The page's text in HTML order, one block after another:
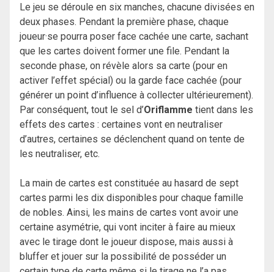
Le jeu se déroule en six manches, chacune divisées en
deux phases. Pendant la première phase, chaque
joueur·se pourra poser face cachée une carte, sachant
que les cartes doivent former une file. Pendant la
seconde phase, on révèle alors sa carte (pour en
activer l’effet spécial) ou la garde face cachée (pour
générer un point d’influence à collecter ultérieurement).
Par conséquent, tout le sel d’Oriflamme tient dans les
effets des cartes : certaines vont en neutraliser
d’autres, certaines se déclenchent quand on tente de
les neutraliser, etc.
La main de cartes est constituée au hasard de sept
cartes parmi les dix disponibles pour chaque famille
de nobles. Ainsi, les mains de cartes vont avoir une
certaine asymétrie, qui vont inciter à faire au mieux
avec le tirage dont le joueur dispose, mais aussi à
bluffer et jouer sur la possibilité de posséder un